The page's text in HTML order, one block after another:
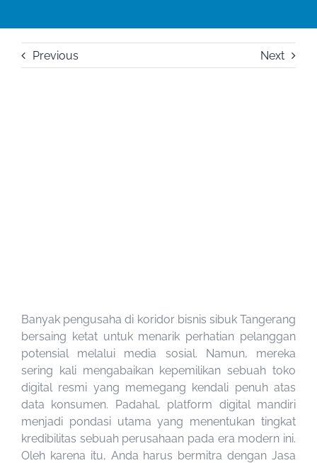
Previous Next
Banyak pengusaha di koridor bisnis sibuk Tangerang
bersaing ketat untuk menarik perhatian pelanggan
potensial melalui media sosial. Namun, mereka
sering kali mengabaikan kepemilikan sebuah toko
digital resmi yang memegang kendali penuh atas
data konsumen. Padahal, platform digital mandiri
menjadi pondasi utama yang menentukan tingkat
kredibilitas sebuah perusahaan pada era modern ini.
Oleh karena itu, Anda harus bermitra dengan Jasa